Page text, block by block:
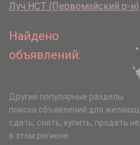
Луч НСТ (Первомайский р-н)
Найдено
объявлений:
Другие популярные разделы
поиска объявлений для
сдать, снять, купить, продать
в этом регионе: